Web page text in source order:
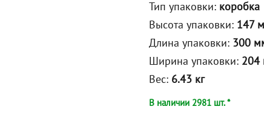
Тип упаковки: коробка
Высота упаковки: 147
Длина упаковки: 300
Ширина упаковки: 204
Вес: 6.43 кг
В наличии 2981 шт. *